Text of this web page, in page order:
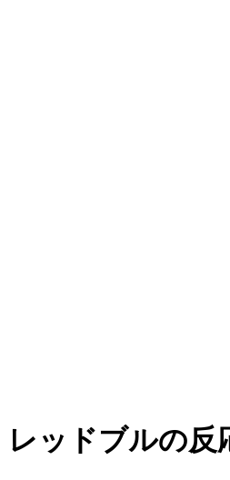
レッドブルの